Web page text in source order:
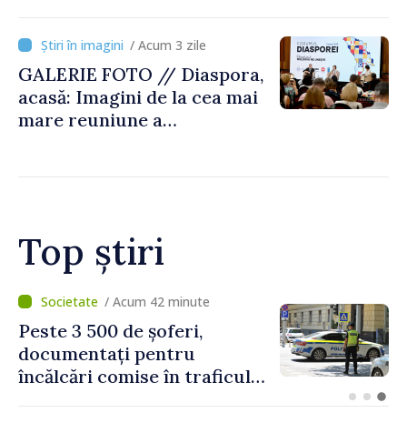
registrului naval național
/ Acum 3 zile
GALERIE FOTO // Diaspora,
acasă: Imagini de la cea mai
mare reuniune a
Top știri
/ Acum 7 minute
Proiectele de asistență în
beneficiul locuitorilor de pe
ambele maluri ale Nistrului